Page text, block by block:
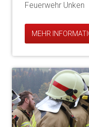
Feuerwehr Unken
MEHR